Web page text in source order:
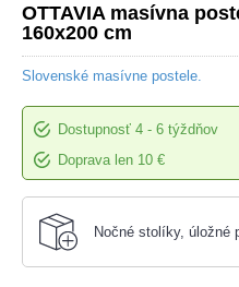
OTTAVIA masívna
160x200 cm
Slovenské masívne postele.
Dostupnosť 4 - 6 týždňov
Doprava len 10 €
Nočné stolíky, úložné